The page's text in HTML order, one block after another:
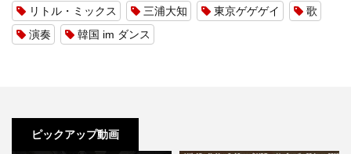
リトル・ミックス
三浦大知 東京ゲゲゲイ
歌
演奏
韓国 im ダンス
ピックアップ動画